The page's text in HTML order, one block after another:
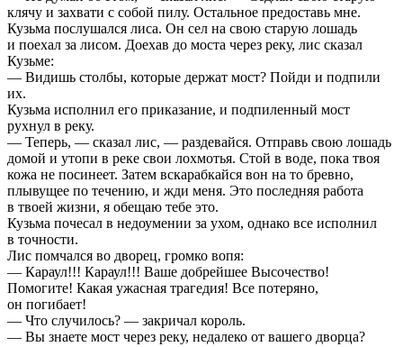
клячу и захвати с собой пилу. Остальное предоставь мне.
Кузьма послушался лиса. Он сел на свою старую лошадь
и поехал за лисом. Доехав до моста через реку, лис сказал
Кузьме:
— Видишь столбы, которые держат мост? Пойди и подпили
их.
Кузьма исполнил его приказание, и подпиленный мост
рухнул в реку.
— Теперь, — сказал лис, — раздевайся. Отправь свою лошадь
домой и утопи в реке свои лохмотья. Стой в воде, пока твоя
кожа не посинеет. Затем вскарабкайся вон на то бревно,
плывущее по течению, и жди меня. Это последняя работа
в твоей жизни, я обещаю тебе это.
Кузьма почесал в недоумении за ухом, однако все исполнил
в точности.
Лис помчался во дворец, громко вопя:
— Караул!!! Караул!!! Ваше добрейшее Высочество!
Помогите! Какая ужасная трагедия! Все потеряно,
он погибает!
— Что случилось? — закричал король.
— Вы знаете мост через реку, недалеко от вашего дворца?